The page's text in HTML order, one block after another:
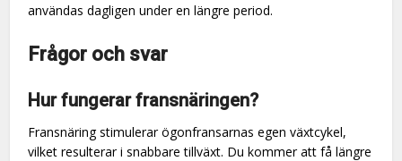
användas dagligen under en längre period.
Frågor och svar
Hur fungerar fransnäringen?
Fransnäring stimulerar ögonfransarnas egen växtcykel,
vilket resulterar i snabbare tillväxt. Du kommer att få längre